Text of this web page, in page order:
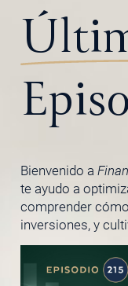
Bienvenido a
te ayudo a
comprender
inversiones, y